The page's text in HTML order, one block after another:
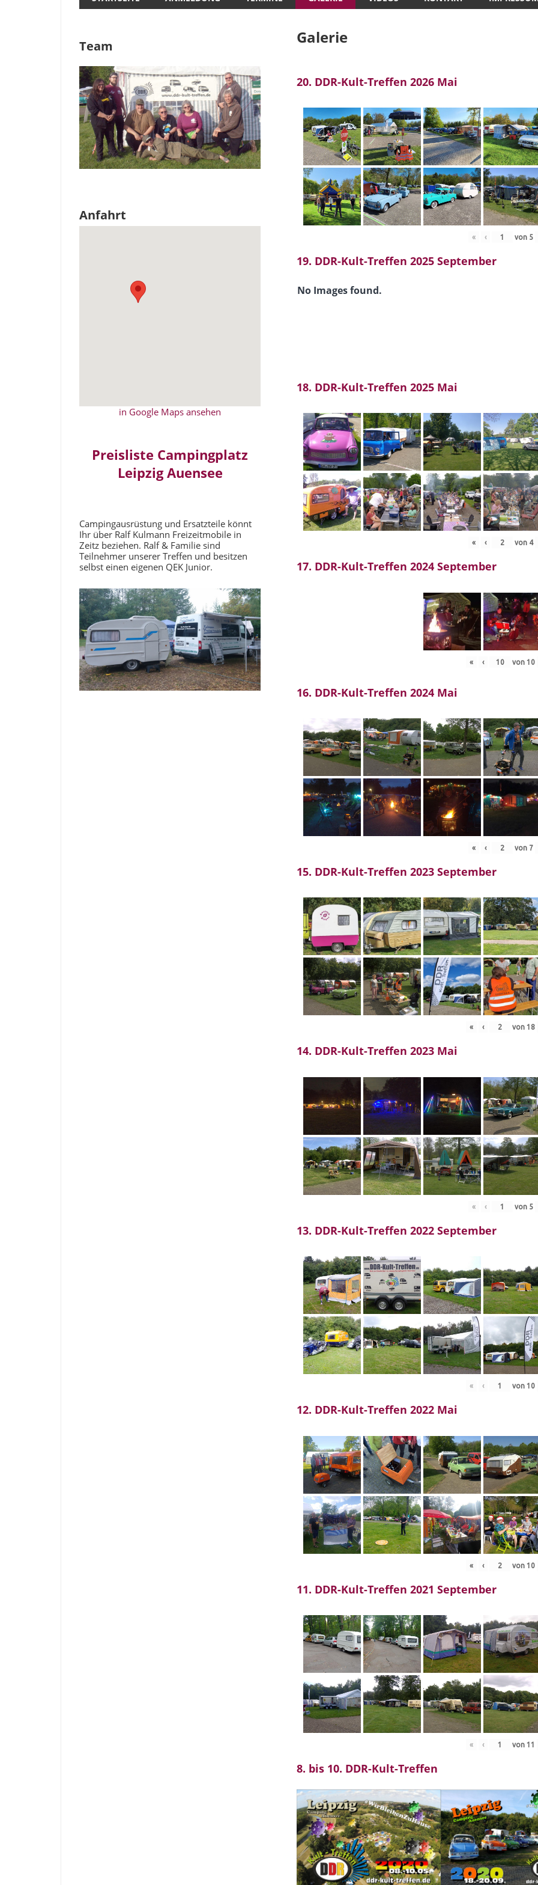
Galerie
20. DDR-Kult-Treffen 2026 Mai
« ‹ von 5
19. DDR-Kult-Treffen 2025 September
No Images found.
18. DDR-Kult-Treffen 2025 Mai
« ‹ von 4
17. DDR-Kult-Treffen 2024 September
« ‹ von10
16. DDR-Kult-Treffen 2024 Mai
« ‹ von 7
15. DDR-Kult-Treffen 2023 September
« ‹ von18
14. DDR-Kult-Treffen 2023 Mai
« ‹ von 5
13. DDR-Kult-Treffen 2022 September
« ‹ von10
12. DDR-Kult-Treffen 2022 Mai
« ‹ von10
11. DDR-Kult-Treffen 2021 September
« ‹ von11
8. bis 10. DDR-Kult-Treffen
Team
Anfahrt
in Google Maps ansehen
Preisliste Campingplatz
Leipzig Auensee
Campingausrüstung und Ersatzteile könnt
Ihr über Ralf Kulmann Freizeitmobile in
Zeitz beziehen. Ralf & Familie sind
Teilnehmer unserer Treffen und besitzen
selbst einen eigenen QEK Junior.